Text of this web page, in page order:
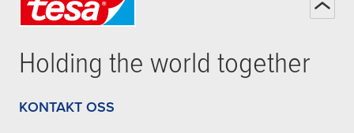
Holding the world together
KONTAKT OSS